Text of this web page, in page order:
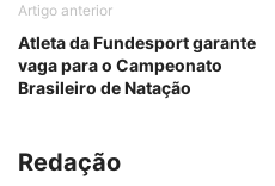
Artigo anterior
Atleta da Fundesport garante
vaga para o Campeonato
Brasileiro de Natação
Redação